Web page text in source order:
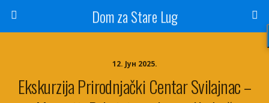
Dom za Stare Lug
12. Јун 2025.
Ekskurzija Prirodnjački Centar Svilajnac –